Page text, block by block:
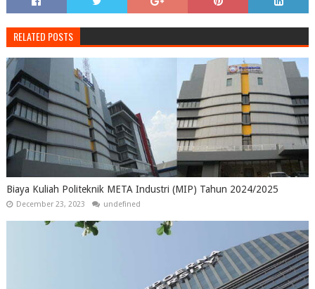
RELATED POSTS
Biaya Kuliah Politeknik META Industri (MIP) Tahun 2024/2025
December 23, 2023 undefined